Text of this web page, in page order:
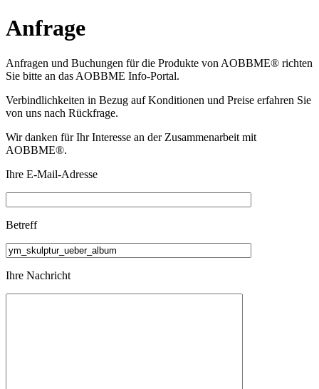
Anfrage
Anfragen und Buchungen für die Produkte von AOBBME® richten
Sie bitte an das AOBBME Info-Portal.
Verbindlichkeiten in Bezug auf Konditionen und Preise erfahren Sie
von uns nach Rückfrage.
Wir danken für Ihr Interesse an der Zusammenarbeit mit
AOBBME®.
Ihre E-Mail-Adresse
Betreff
Ihre Nachricht